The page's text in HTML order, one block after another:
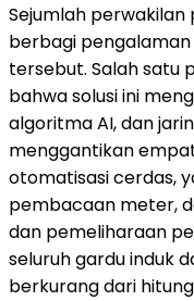
Sejumlah
berbagi
tersebut. Salah satu
bahwa solusi ini
algoritma AI, dan
menggantikan
otomatisasi cerdas,
pembacaan meter,
dan pemeliharaan
seluruh gardu induk
berkurang dari